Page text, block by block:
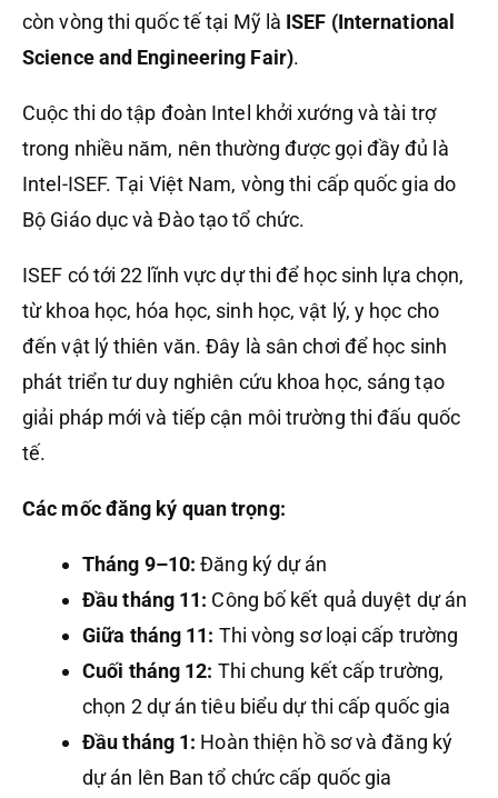
còn vòng thi quốc tế tại Mỹ là ISEF (International
Science and Engineering Fair).
Cuộc thi do tập đoàn Intel khởi xướng và tài trợ
trong nhiều năm, nên thường được gọi đầy đủ là
Intel-ISEF. Tại Việt Nam, vòng thi cấp quốc gia do
Bộ Giáo dục và Đào tạo tổ chức.
ISEF có tới 22 lĩnh vực dự thi để học sinh lựa chọn,
từ khoa học, hóa học, sinh học, vật lý, y học cho
đến vật lý thiên văn. Đây là sân chơi để học sinh
phát triển tư duy nghiên cứu khoa học, sáng tạo
giải pháp mới và tiếp cận môi trường thi đấu quốc
tế.
Các mốc đăng ký quan trọng:
Tháng 9–10: Đăng ký dự án
Đầu tháng 11: Công bố kết quả duyệt dự án
Giữa tháng 11: Thi vòng sơ loại cấp trường
Cuối tháng 12: Thi chung kết cấp trường,
chọn 2 dự án tiêu biểu dự thi cấp quốc gia
Đầu tháng 1: Hoàn thiện hồ sơ và đăng ký
dự án lên Ban tổ chức cấp quốc gia